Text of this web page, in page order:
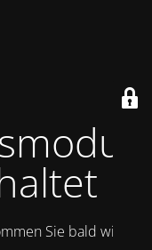
Sie bald wieder.